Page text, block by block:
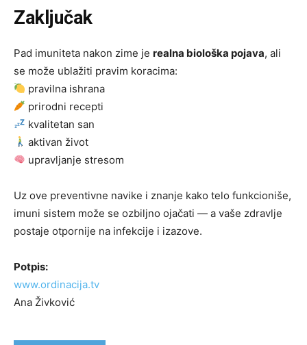
Zaključak
Pad imuniteta nakon zime je realna biološka pojava, ali
se može ublažiti pravim koracima:
pravilna ishrana
prirodni recepti
kvalitetan san
aktivan život
upravljanje stresom
Uz ove preventivne navike i znanje kako telo funkcioniše,
imuni sistem može se ozbiljno ojačati — a vaše zdravlje
postaje otpornije na infekcije i izazove.
Potpis:
www.ordinacija.tv
Ana Živković